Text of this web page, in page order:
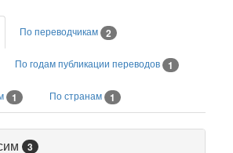
По переводчикам 2
По годам публикации переводов 1
1 По странам 1
3